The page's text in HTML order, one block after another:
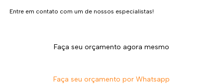
Entre em contato com um de nossos especialistas!
Faça seu orçamento agora mesmo
Faça seu orçamento por Whatsapp